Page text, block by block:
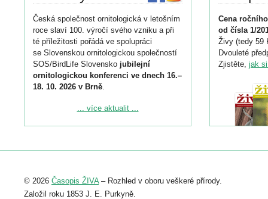
Česká společnost ornitologická v letošním
roce slaví 100. výročí svého vzniku a při
té příležitosti pořádá ve spolupráci
se Slovenskou ornitologickou společností
SOS/BirdLife Slovensko jubilejní
ornitologickou konferenci ve dnech 16.–
18. 10. 2026 v Brně.
Podrobnější informace ke konferenci
Registrovat se můžete do 6. září.
abstraktu přihlášené přednášky nebo
posteru je už 30. června.
... více aktualit ...
Cena
od čísla 1/
Živy (tedy 59
Dvouleté
Zjistěte, jak
© 2026 Časopis ŽIVA– Rozhled v oboru veškeré přírody.
Založil roku 1853 J. E. Purkyně.